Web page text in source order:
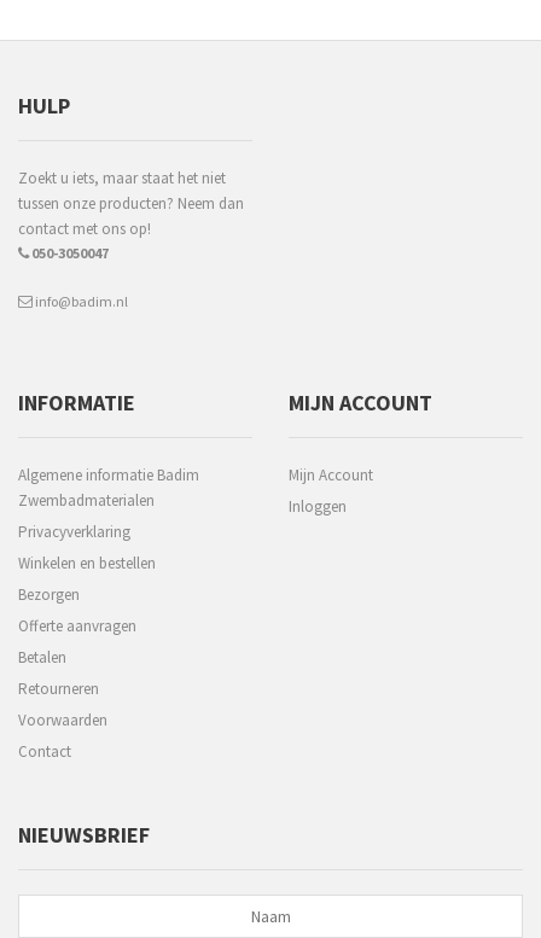
HULP
Zoekt u iets, maar staat het niet
tussen onze producten? Neem dan
contact met ons op!
050-3050047
info@badim.nl
INFORMATIE
Algemene informatie Badim
Zwembadmaterialen
Privacyverklaring
Winkelen en bestellen
Bezorgen
Offerte aanvragen
Betalen
Retourneren
Voorwaarden
Contact
MIJN ACCOUNT
Mijn Account
Inloggen
NIEUWSBRIEF